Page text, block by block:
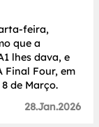
feira,
que a
lhes dava, e
Final Four, em
de Março.
28.Jan.2026